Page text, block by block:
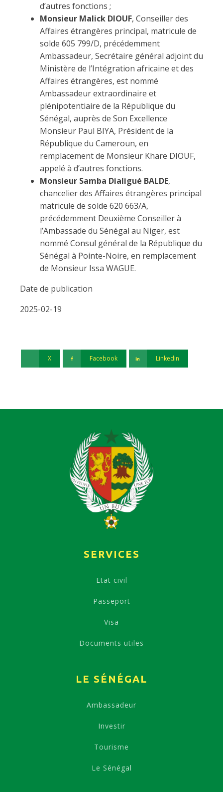
d’autres fonctions ;
Monsieur Malick DIOUF, Conseiller des
Affaires étrangères principal, matricule de
solde 605 799/D, précédemment
Ambassadeur, Secrétaire général adjoint du
Ministère de l’Intégration africaine et des
Affaires étrangères, est nommé
Ambassadeur extraordinaire et
plénipotentiaire de la République du
Sénégal, auprès de Son Excellence
Monsieur Paul BIYA, Président de la
République du Cameroun, en
remplacement de Monsieur Khare DIOUF,
appelé à d’autres fonctions.
Monsieur Samba Dialigué BALDE,
chancelier des Affaires étrangères principal
matricule de solde 620 663/A,
précédemment Deuxième Conseiller à
l’Ambassade du Sénégal au Niger, est
nommé Consul général de la République du
Sénégal à Pointe-Noire, en remplacement
de Monsieur Issa WAGUE.
Date de publication
2025-02-19
X Facebook Linkedin
SERVICES
Etat civil
Passeport
Visa
Documents utiles
LE SÉNÉGAL
Ambassadeur
Investir
Tourisme
Le Sénégal